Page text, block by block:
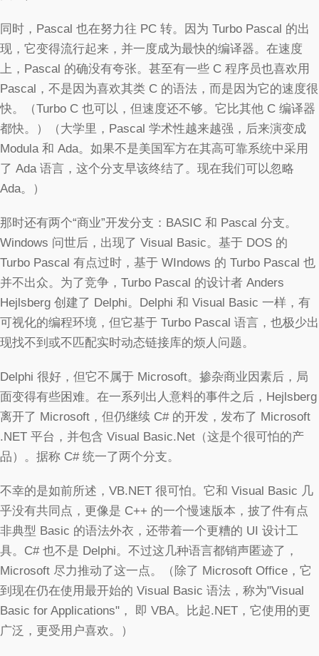
同时，Pascal 也在努力往 PC 转。因为 Turbo Pascal 的出
现，它变得流行起来，并一度成为最快的编译器。在速度
上，Pascal 的确没有夸张。甚至有一些 C 程序员也喜欢用
Pascal，不是因为喜欢其类 C 的语法，而是因为它的速度很
快。（Turbo C 也可以，但速度还不够。它比其他 C 编译器
都快。）（大学里，Pascal 学术性越来越强，后来演变成
Modula 和 Ada。如果不是美国军方在其高可靠系统中采用
了 Ada 语言，这个分支早该终结了。现在我们可以忽略
Ada。）
那时还有两个“商业”开发分支：BASIC 和 Pascal 分支。
Windows 问世后，出现了 Visual Basic。基于 DOS 的
Turbo Pascal 有点过时，基于 WIndows 的 Turbo Pascal 也
并不出众。为了竞争，Turbo Pascal 的设计者 Anders
Hejlsberg 创建了 Delphi。Delphi 和 Visual Basic 一样，有
可视化的编程环境，但它基于 Turbo Pascal 语言，也极少出
现找不到或不匹配实时动态链接库的烦人问题。
Delphi 很好，但它不属于 Microsoft。掺杂商业因素后，局
面变得有些困难。在一系列出人意料的事件之后，Hejlsberg
离开了 Microsoft，但仍继续 C# 的开发，发布了 Microsoft
.NET 平台，并包含 Visual Basic.Net（这是个很可怕的产
品）。据称 C# 统一了两个分支。
不幸的是如前所述，VB.NET 很可怕。它和 Visual Basic 几
乎没有共同点，更像是 C++ 的一个慢速版本，披了件有点
非典型 Basic 的语法外衣，还带着一个更糟的 UI 设计工
具。C# 也不是 Delphi。不过这几种语言都销声匿迹了，
Microsoft 尽力推动了这一点。（除了 Microsoft Office，它
到现在仍在使用最开始的 Visual Basic 语法，称为"Visual
Basic for Applications"， 即 VBA。比起.NET，它使用的更
广泛，更受用户喜欢。）